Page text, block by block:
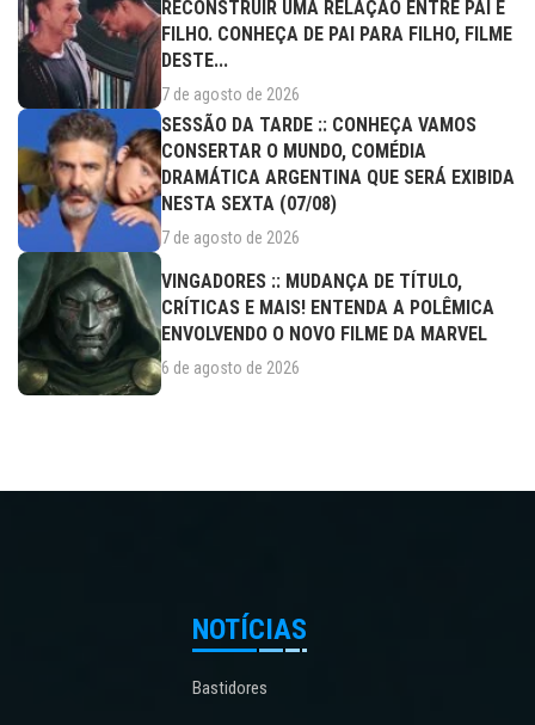
RECONSTRUIR UMA RELAÇÃO ENTRE PAI E
FILHO. CONHEÇA DE PAI PARA FILHO, FILME
DESTE...
7 de agosto de 2026
SESSÃO DA TARDE :: CONHEÇA VAMOS
CONSERTAR O MUNDO, COMÉDIA
DRAMÁTICA ARGENTINA QUE SERÁ EXIBIDA
NESTA SEXTA (07/08)
7 de agosto de 2026
VINGADORES :: MUDANÇA DE TÍTULO,
CRÍTICAS E MAIS! ENTENDA A POLÊMICA
ENVOLVENDO O NOVO FILME DA MARVEL
6 de agosto de 2026
NOTÍCIAS
Bastidores